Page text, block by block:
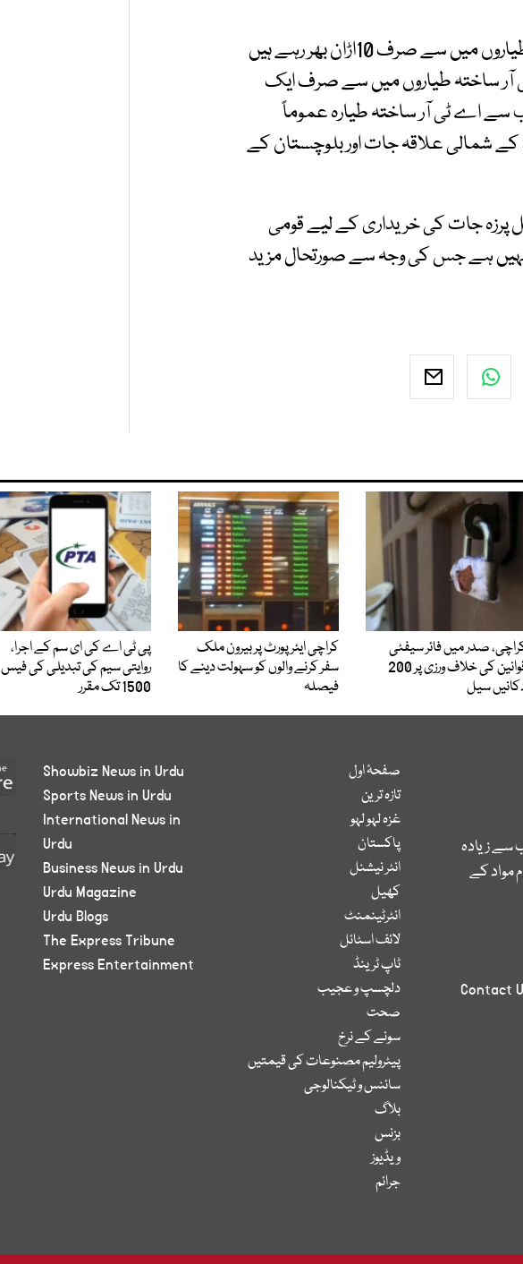
ذرائع کے مطابق پی آئی اے کے ائیربس 320ساختہ 16طیاروں میں سے صرف 10اڑان بھر رہے ہیں
آر ساختہ طیاروں میں سے صرف ایک
سے اے ٹی آر ساختہ طیارہ عموماً
شمالی علاقہ جات اور بلوچستان کے
پرزہ جات کی خریداری کے لیے قومی
نہیں ہے جس کی وجہ سے صورتحال مزید
صدر میں فائر سیفٹی
قوانین کی خلاف ورزی پر 200
سیل
کراچی ایئرپورٹ پر بیرون ملک
سفر کرنے والوں کو سہولت دینے کا
فیصلہ
پی ٹی اے کی ای سم کے اجرا،
روایتی سیم کی تبدیلی کی فیس
1500 تک مقرر
سے زیادہ
مواد کے
Contact
صفحۂ اول
تازہ ترین
غزہ لہو لہو
پاکستان
انٹر نیشنل
کھیل
انٹرٹینمنٹ
لائف اسٹائل
ٹاپ ٹرینڈ
دلچسپ و عجیب
صحت
سونے کے نرخ
پیٹرولیم مصنوعات کی قیمتیں
سائنس و ٹیکنالوجی
بلاگ
بزنس
ویڈیوز
جرائم
Showbiz News in Urdu
Sports News in Urdu
International News in
Urdu
Business News in Urdu
Urdu Magazine
Urdu Blogs
The Express Tribune
Express Entertainment